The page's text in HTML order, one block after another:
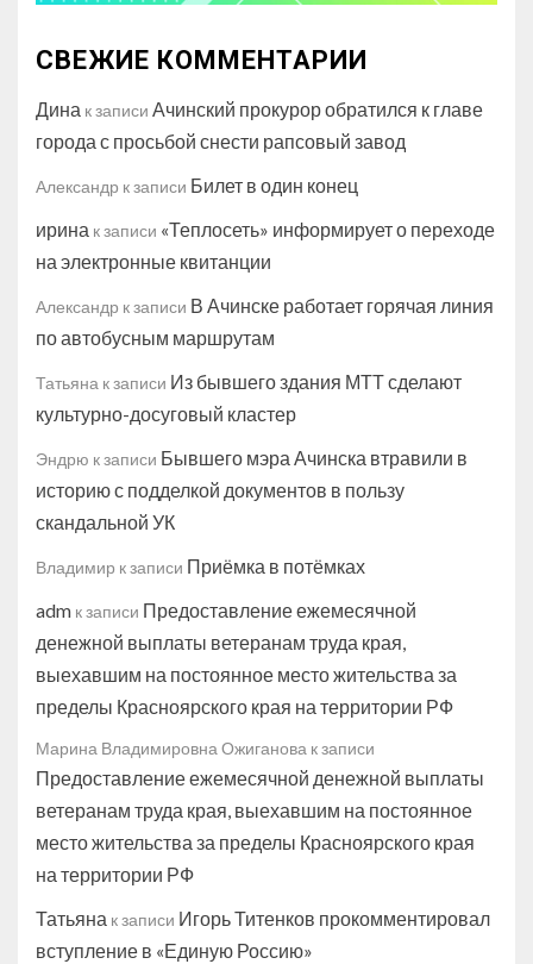
СВЕЖИЕ КОММЕНТАРИИ
Дина к записи Ачинский прокурор обратился к главе
города с просьбой снести рапсовый завод
Александр к записи Билет в один конец
ирина к записи «Теплосеть» информирует о переходе
на электронные квитанции
Александр к записи В Ачинске работает горячая линия
по автобусным маршрутам
Татьяна к записи Из бывшего здания МТТ сделают
культурно-досуговый кластер
Эндрю к записи Бывшего мэра Ачинска втравили в
историю с подделкой документов в пользу
скандальной УК
Владимир к записи Приёмка в потёмках
adm к записи Предоставление ежемесячной
денежной выплаты ветеранам труда края,
выехавшим на постоянное место жительства за
пределы Красноярского края на территории РФ
Марина Владимировна Ожиганова к записи
Предоставление ежемесячной денежной выплаты
ветеранам труда края, выехавшим на постоянное
место жительства за пределы Красноярского края
на территории РФ
Татьяна к записи Игорь Титенков прокомментировал
вступление в «Единую Россию»